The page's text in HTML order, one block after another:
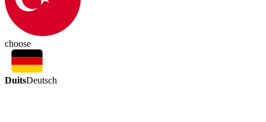
choose
DuitsDeutsch